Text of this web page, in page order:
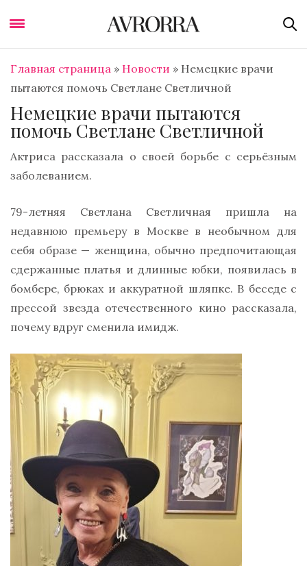
Главная страница » Новости » Немецкие врачи
пытаются помочь Светлане Светличной
Немецкие врачи пытаются
помочь Светлане Светличной
Актриса рассказала о своей борьбе с серьёзным
заболеванием.
79-летняя Светлана Светличная пришла на
недавнюю премьеру в Москве в необычном для
себя образе — женщина, обычно предпочитающая
сдержанные платья и длинные юбки, появилась в
бомбере, брюках и аккуратной шляпке. В беседе с
прессой звезда отечественного кино рассказала,
почему вдруг сменила имидж.